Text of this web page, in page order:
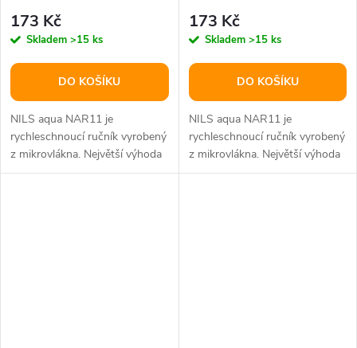
173 Kč
Skladem >15 ks
DO KOŠÍKU
NILS aqua NAR11 je
rychleschnoucí ručník vyrobený
z mikrovlákna. Největší výhoda
použitého materiálu je skryta v
173 Kč
Skladem >15 ks
DO KOŠÍKU
NILS aqua NAR11 je
rychleschnoucí ručník vyrobený
z mikrovlákna. Největší výhoda
použitého materiálu je skryta v